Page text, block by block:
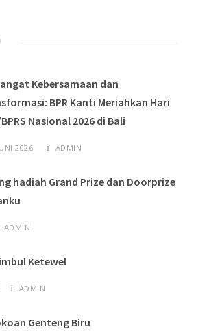
Kebersamaan dan
BPR Kanti Meriahkan Hari
Nasional 2026 di Bali
2026 ADMIN
hadiah Grand Prize dan Doorprize
ADMIN
Ketewel
ADMIN
Genteng Biru